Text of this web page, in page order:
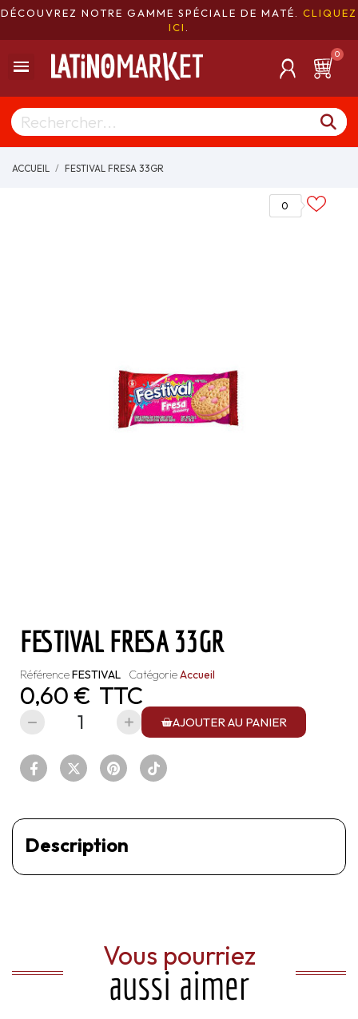
DÉCOUVREZ NOTRE GAMME SPÉCIALE DE MATÉ. CLIQUEZ
ICI
ACCUEIL FESTIVAL FRESA 33GR
0
FESTIVAL FRESA 33GR
RéférenceFESTIVAL CatégorieAccueil
0,60 € TTC
AJOUTER AU PANIER
Description
Vous pourriez
aussi aimer